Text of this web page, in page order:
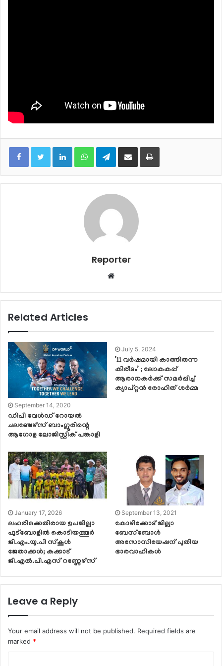
LinkedInWhatsAppTelegramShare via Email Print
Reporter
Website
Related Articles
September 14, 2020
ഡിപി വേള്‍ഡ് റോയല്‍
ചലഞ്ചേഴ്‌സ് ബാംഗ്ലൂരിന്റെ
ആഗോള ലോജിസ്റ്റിക് പങ്കാളി
July 5, 2024
’11 വര്‍ഷമായി കാത്തിരുന്ന
കിരീടം’ ; ലോകകപ്പ്
ആരാധകര്‍ക്ക് സമര്‍പ്പിച്ച്
ക്യാപ്റ്റന്‍ രോഹിത് ശര്‍മ്മ
January 17, 2026
ലഹരിക്കെതിരായ ഉപജില്ലാ
ഫുട്‌ബോളിൽ കൊടിയത്തൂർ
ജി.എം.യു.പി സ്‌കൂൾ
ജേതാക്കൾ; കക്കാട്
ജി.എൽ.പി.എസ് റണ്ണേഴ്‌സ്
September 13, 2021
കോഴിക്കോട് ജില്ലാ
ബേസ്ബോൾ
അസോസിയേഷന് പുതിയ
ഭാരവാഹികൾ
Leave a Reply
Your email address will not be published. Required fields are
marked *